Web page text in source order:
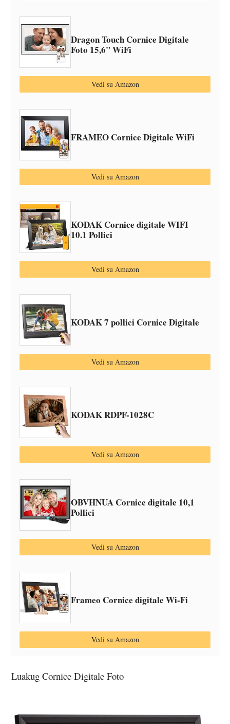
Dragon Touch Cornice Digitale
Foto 15,6" WiFi
Vedi su Amazon
FRAMEO Cornice Digitale WiFi
Vedi su Amazon
KODAK Cornice digitale WIFI
10.1 Pollici
Vedi su Amazon
KODAK 7 pollici Cornice Digitale
Vedi su Amazon
KODAK RDPF-1028C
Vedi su Amazon
OBVHNUA Cornice digitale 10,1
Pollici
Vedi su Amazon
Frameo Cornice digitale Wi-Fi
Vedi su Amazon
Luakug Cornice Digitale Foto